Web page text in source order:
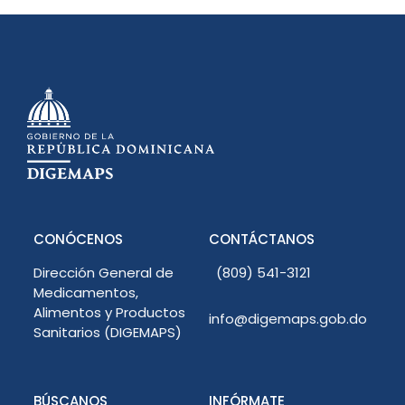
CONÓCENOS
Dirección General de
Medicamentos,
Alimentos y Productos
Sanitarios (DIGEMAPS)
CONTÁCTANOS
(809) 541-3121
info@digemaps.gob.do
BÚSCANOS INFÓRMATE